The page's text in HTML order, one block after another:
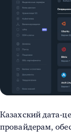
Казахский дата-
провайдерам,